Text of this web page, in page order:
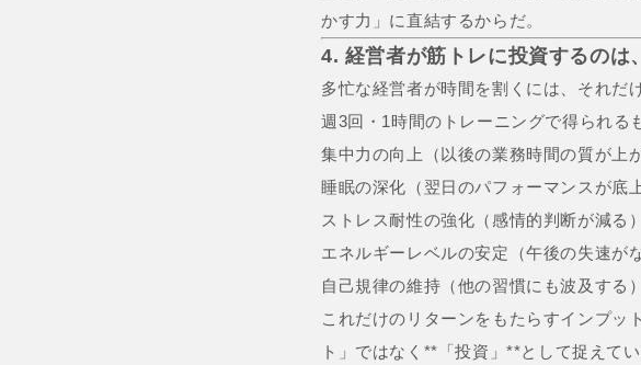
かす力」に直結するからだ。
4. 経営者が筋トレに投資するのは
多忙な経営者が時間を割くには、それだ
週3回・1時間のトレーニングで得られ
集中力の向上（以後の業務時間の質が上が
睡眠の深化（翌日のパフォーマンスが底
ストレス耐性の強化（感情的判断が減る）
エネルギーレベルの安定（午後の失速が
自己規律の維持（他の習慣にも波及する）
これだけのリターンをもたらすインプッ
ト」ではなく**「投資」**として捉えて